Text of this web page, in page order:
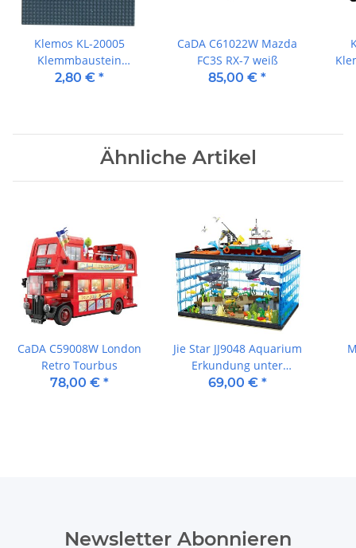
Klemos KL-20005
Klemmbaustein
Grundplatte 32x32
2,80 € *
CaDA C61022W Mazda
FC3S RX-7 weiß
85,00 € *
Ähnliche Artikel
CaDA C59008W London
Retro Tourbus
78,00 € *
Jie Star JJ9048 Aquarium
Erkundung unter
Wasser
69,00 € *
Newsletter Abonnieren